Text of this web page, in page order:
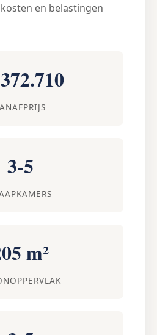
en belastingen
3-5
m²